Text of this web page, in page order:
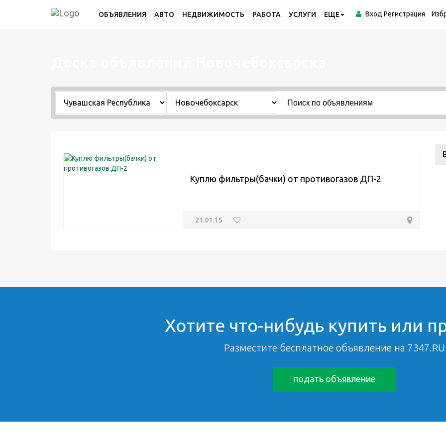
ОБЪЯВЛЕНИЯ АВТО НЕДВИЖИМОСТЬ РАБОТА УСЛУГИ ЕЩЕ Вход Регистрация
Куплю фильтры(бачки) от противогазов ДП-2
21.01.15
Хотите что-нибудь купить или
Разместите бесплатное объявление на 7347.RU
подать объявление